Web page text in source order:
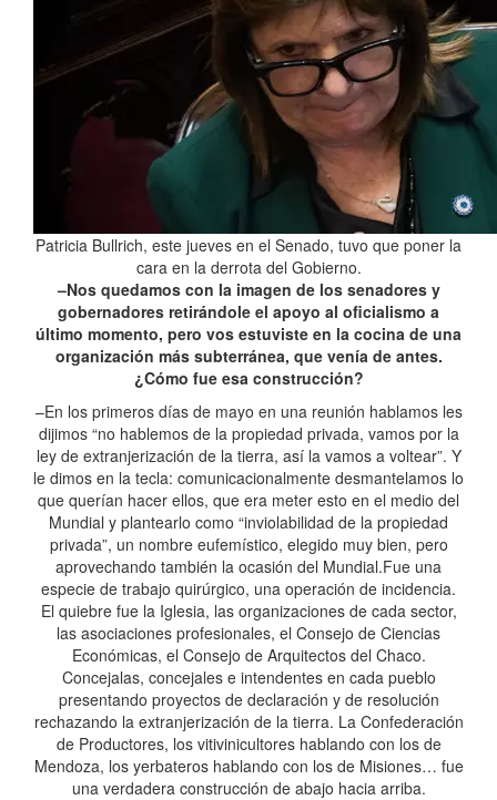
Patricia Bullrich, este jueves en el Senado, tuvo que poner la
cara en la derrota del Gobierno.
–Nos quedamos con la imagen de los senadores y
gobernadores retirándole el apoyo al oficialismo a
último momento, pero vos estuviste en la cocina de una
organización más subterránea, que venía de antes.
¿Cómo fue esa construcción?
–En los primeros días de mayo en una reunión hablamos les
dijimos “no hablemos de la propiedad privada, vamos por la
ley de extranjerización de la tierra, así la vamos a voltear”. Y
le dimos en la tecla: comunicacionalmente desmantelamos lo
que querían hacer ellos, que era meter esto en el medio del
Mundial y plantearlo como “inviolabilidad de la propiedad
privada”, un nombre eufemístico, elegido muy bien, pero
aprovechando también la ocasión del Mundial.Fue una
especie de trabajo quirúrgico, una operación de incidencia.
El quiebre fue la Iglesia, las organizaciones de cada sector,
las asociaciones profesionales, el Consejo de Ciencias
Económicas, el Consejo de Arquitectos del Chaco.
Concejalas, concejales e intendentes en cada pueblo
presentando proyectos de declaración y de resolución
rechazando la extranjerización de la tierra. La Confederación
de Productores, los vitivinicultores hablando con los de
Mendoza, los yerbateros hablando con los de Misiones… fue
una verdadera construcción de abajo hacia arriba.